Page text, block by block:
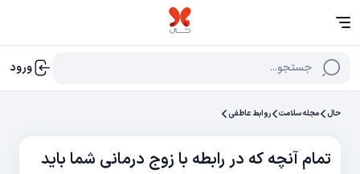
جستجو... ورود
حال مجله سلامت روابط عاطفی
تمام آنچه که در رابطه با زوج درمانی شما باید